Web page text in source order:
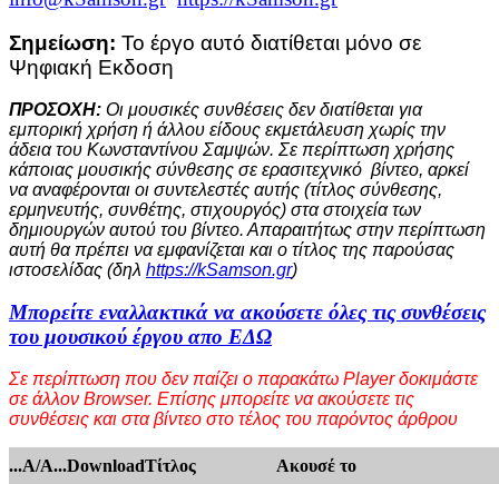
Σημείωση: Το έργο αυτό διατίθεται μόνο σε
Ψηφιακή Εκδοση
ΠΡΟΣΟΧΗ: Οι μουσικές συνθέσεις δεν διατίθεται για
εμπορική χρήση ή άλλου είδους εκμετάλευση χωρίς την
άδεια του Κωνσταντίνου Σαμψών. Σε περίπτωση χρήσης
κάποιας μουσικής σύνθεσης σε ερασιτεχνικό βίντεο, αρκεί
να αναφέρονται οι συντελεστές αυτής (τίτλος σύνθεσης,
ερμηνευτής, συνθέτης, στιχουργός) στα στοιχεία των
δημιουργών αυτού του βίντεο. Απαραιτήτως στην περίπτωση
αυτή θα πρέπει να εμφανίζεται και ο τίτλος της παρούσας
ιστοσελίδας (δηλ https://kSamson.gr)
Μπορείτε εναλλακτικά να ακούσετε όλες τις συνθέσεις
του μουσικού έργου απο ΕΔΩ
Σε περίπτωση που δεν παίζει ο παρακάτω Player δοκιμάστε
σε άλλον Browser. Επίσης μπορείτε να ακούσετε τις
συνθέσεις και στα βίντεο στο τέλος του παρόντος άρθρου
...A/A...DownloadΤίτλος Ακουσέ το